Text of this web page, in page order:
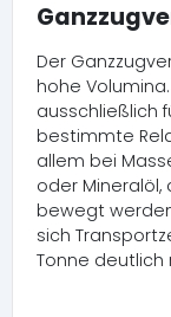
Der
hohe
ausschließlich
bestimmte
allem bei
oder
bewegt
sich
Tonne deutlich